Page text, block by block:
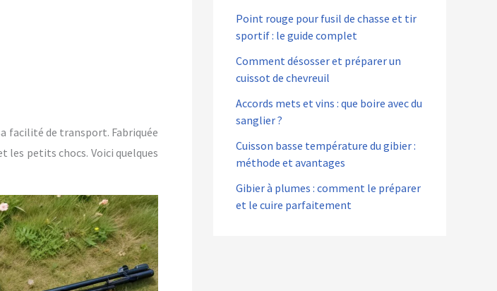
facilité de transport. Fabriquée
petits chocs. Voici quelques
Point rouge pour fusil de chasse et tir
sportif : le guide complet
Comment désosser et préparer un
cuissot de chevreuil
Accords mets et vins : que boire avec du
sanglier ?
Cuisson basse température du gibier :
méthode et avantages
Gibier à plumes : comment le préparer
et le cuire parfaitement